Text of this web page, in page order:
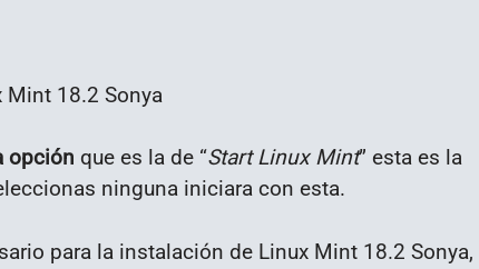
Mint 18.2 Sonya
opción que es la de “Start Linux Mint” esta es la
ninguna iniciara con esta.
para la instalación de Linux Mint 18.2 Sonya,